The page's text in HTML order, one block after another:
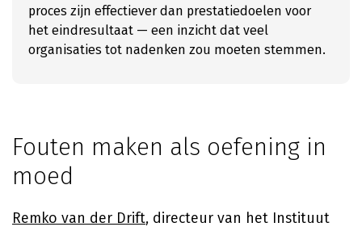
proces zijn effectiever dan prestatiedoelen voor
het eindresultaat — een inzicht dat veel
organisaties tot nadenken zou moeten stemmen.
Fouten maken als oefening in
moed
Remko van der Drift, directeur van het Instituut